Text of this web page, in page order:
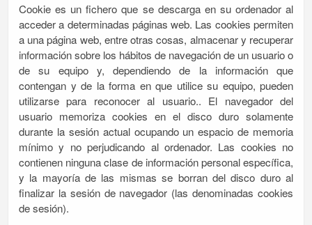
Cookie es un fichero que se descarga en su ordenador al
acceder a determinadas páginas web. Las cookies permiten
a una página web, entre otras cosas, almacenar y recuperar
información sobre los hábitos de navegación de un usuario o
de su equipo y, dependiendo de la información que
contengan y de la forma en que utilice su equipo, pueden
utilizarse para reconocer al usuario.. El navegador del
usuario memoriza cookies en el disco duro solamente
durante la sesión actual ocupando un espacio de memoria
mínimo y no perjudicando al ordenador. Las cookies no
contienen ninguna clase de información personal específica,
y la mayoría de las mismas se borran del disco duro al
finalizar la sesión de navegador (las denominadas cookies
de sesión).